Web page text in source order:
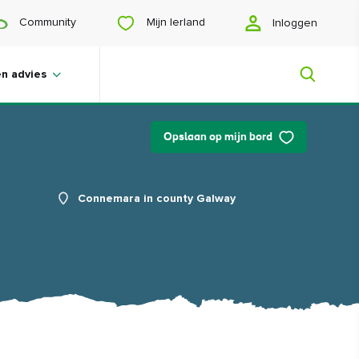
Community Mijn Ierland Inloggen
advies
Opslaan op mijn bord
Connemara in county Galway